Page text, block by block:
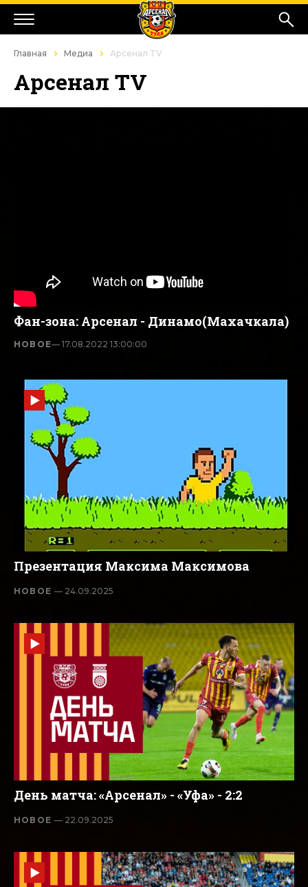
Главная Медиа Арсенал TV
Арсенал TV
Фан-зона: Арсенал - Динамо(Махачкала)
НОВОЕ— 17.08.2022 13:00:00
Презентация Максима Максимова
НОВОЕ— 24.09.2025
День матча: «Арсенал» - «Уфа» - 2:2
НОВОЕ— 22.09.2025